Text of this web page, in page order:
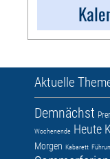
Aktuelle
Demnächst
Wochenende Heute
Morgen Kabarett